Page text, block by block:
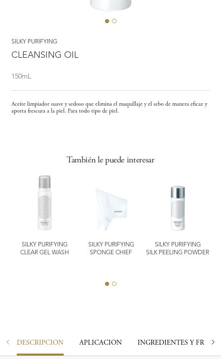
SILKY PURIFYING
CLEANSING OIL
150mL
Aceite limpiador suave y sedoso que elimina el maquillaje y el sebo de manera eficaz y
aporta frescura a la piel. Para todo tipo de piel.
También le puede interesar
SILKY PURIFYING
CLEAR GEL WASH
SILKY PURIFYING
SPONGE CHIEF
SILKY PURIFYING
SILK PEELING POWDER
DESCRIPCIÓN APLICACIÓN INGREDIENTES Y